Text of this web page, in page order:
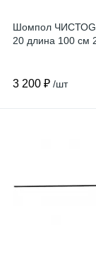
Шомпол
20 длина 100 см
3 200 ₽ /шт